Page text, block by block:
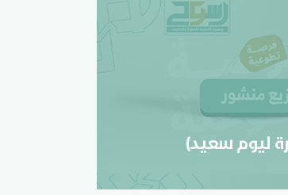
توزيع منشور (20 فكرة ليوم سعيد)